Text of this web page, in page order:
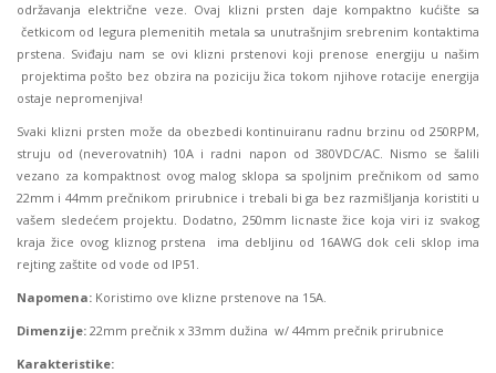
održavanja električne veze. Ovaj klizni prsten daje kompaktno kućište sa
četkicom od legura plemenitih metala sa unutrašnjim srebrenim kontaktima
prstena. Sviđaju nam se ovi klizni prstenovi koji prenose energiju u našim
projektima pošto bez obzira na poziciju žica tokom njihove rotacije energija
ostaje nepromenjiva!
Svaki klizni prsten može da obezbedi kontinuiranu radnu brzinu od 250RPM,
struju od (neverovatnih) 10A i radni napon od 380VDC/AC. Nismo se šalili
vezano za kompaktnost ovog malog sklopa sa spoljnim prečnikom od samo
22mm i 44mm prečnikom prirubnice i trebali bi ga bez razmišljanja koristiti u
vašem sledećem projektu. Dodatno, 250mm licnaste žice koja viri iz svakog
kraja žice ovog kliznog prstena ima debljinu od 16AWG dok celi sklop ima
rejting zaštite od vode od IP51.
Napomena: Koristimo ove klizne prstenove na 15A.
Dimenzije: 22mm prečnik x 33mm dužina w/ 44mm prečnik prirubnice
Karakteristike: